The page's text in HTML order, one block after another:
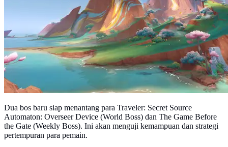
Dua bos baru siap menantang para Traveler: Secret Source
Automaton: Overseer Device (World Boss) dan The Game Before
the Gate (Weekly Boss). Ini akan menguji kemampuan dan strategi
pertempuran para pemain.